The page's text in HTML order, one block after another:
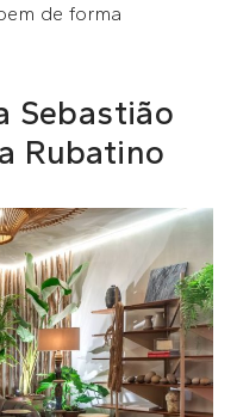
de forma
Sebastião
Rubatino